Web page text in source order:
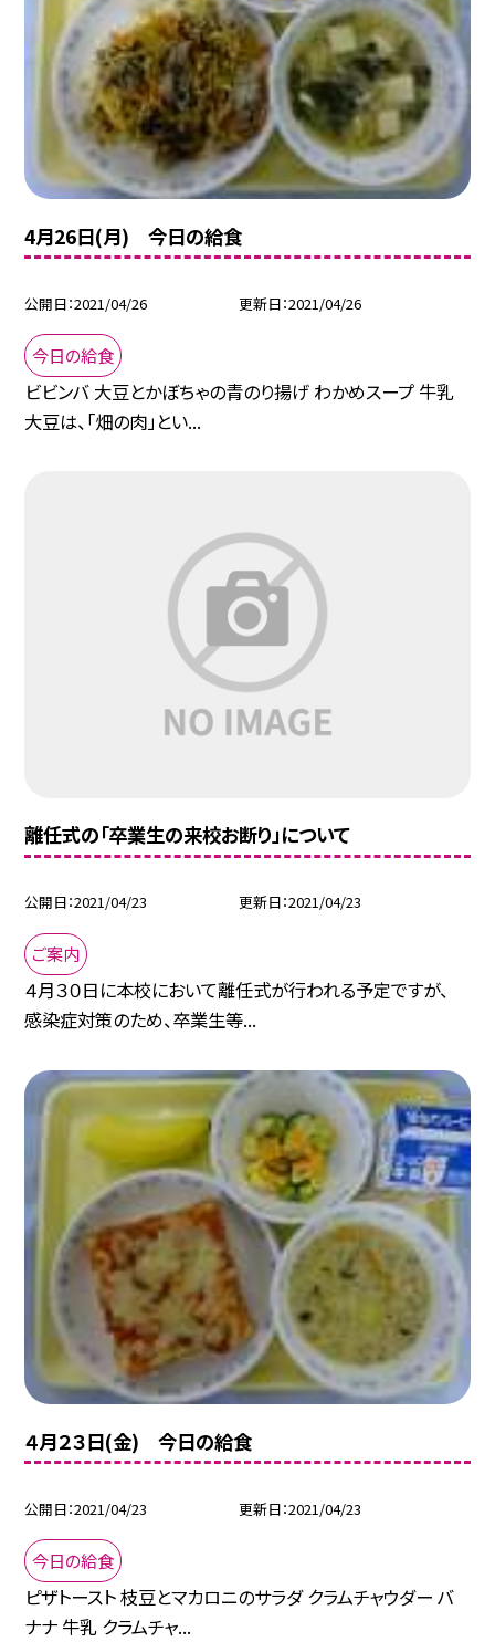
4月26日(月) 今日の給食
公開日 2021/04/26 更新日 2021/04/26
今日の給食
ビビンバ 大豆とかぼちゃの青のり揚げ わかめスープ 牛乳
大豆は、「畑の肉」とい...
離任式の「卒業生の来校お断り」について
公開日 2021/04/23 更新日 2021/04/23
ご案内
４月３０日に本校において離任式が行われる予定ですが、
感染症対策のため、卒業生等...
４月２３日(金) 今日の給食
公開日 2021/04/23 更新日 2021/04/23
今日の給食
ピザトースト 枝豆とマカロニのサラダ クラムチャウダー バ
ナナ 牛乳 クラムチャ...